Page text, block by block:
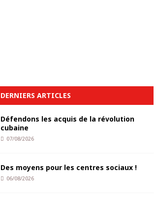
DERNIERS ARTICLES
Défendons les acquis de la révolution
cubaine
07/08/2026
Des moyens pour les centres sociaux !
06/08/2026